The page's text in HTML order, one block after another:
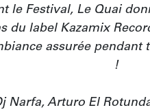
le Festival, Le Quai
du label Kazamix
assurée pendant
!
Narfa, Arturo El